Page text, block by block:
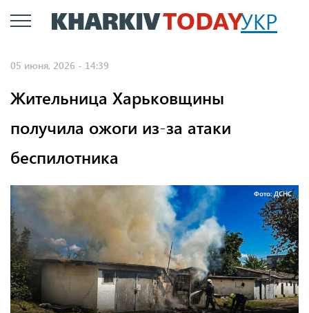
Перейти
к
УКР
05 июня, 2026 - 14:39
Жительница Харьковщины
получила ожоги из-за атаки
беспилотника
Фото: ДСНС